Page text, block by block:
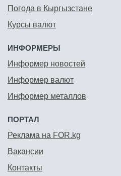
Погода в Кыргызстане
Курсы валют
ИНФОРМЕРЫ
Информер новостей
Информер валют
Информер металлов
ПОРТАЛ
Реклама на FOR.kg
Вакансии
Контакты